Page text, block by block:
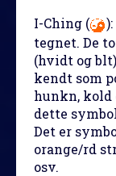
I-Ching (
tegnet. De
(hvidt og
kendt som
hunkn, kold
dette
Det er
orange/rd
osv.